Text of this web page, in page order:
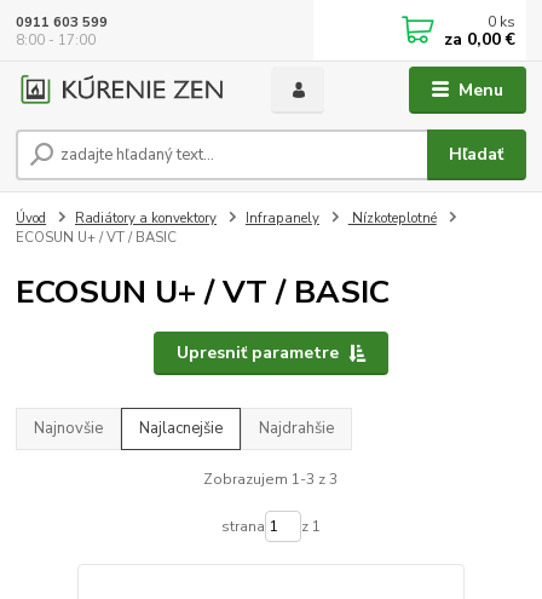
Menu
Hľadať
0911 603 599
8:00 - 17:00
0 ks
za 0,00 €
Úvod Radiátory a konvektory Infrapanely
Nízkoteplotné
ECOSUN U+ / VT / BASIC
ECOSUN U+ / VT / BASIC
Upresniť parametre
Najnovšie Najlacnejšie Najdrahšie
Zobrazujem 1-3 z 3
strana z 1